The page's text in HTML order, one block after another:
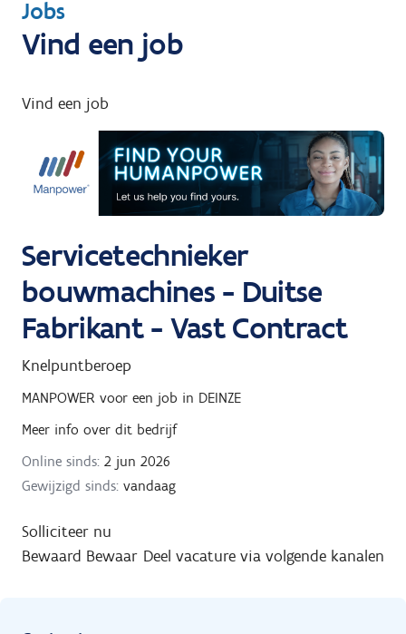
T
e
u
r
Jobs
Vind een job
Vind een job
Servicetechnieker
bouwmachines - Duitse
Fabrikant - Vast Contract
Knelpuntberoep
MANPOWER voor een job in DEINZE
Meer info over dit bedrijf
Online sinds: 2 jun 2026
Gewijzigd sinds: vandaag
Solliciteer nu
Bewaard Bewaar Deel vacature via volgende kanalen